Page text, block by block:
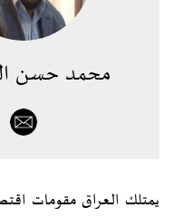
محمد حسن
يمتلك العراق مقومات